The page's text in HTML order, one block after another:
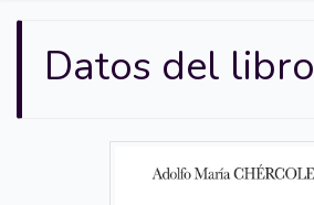
Datos del libro